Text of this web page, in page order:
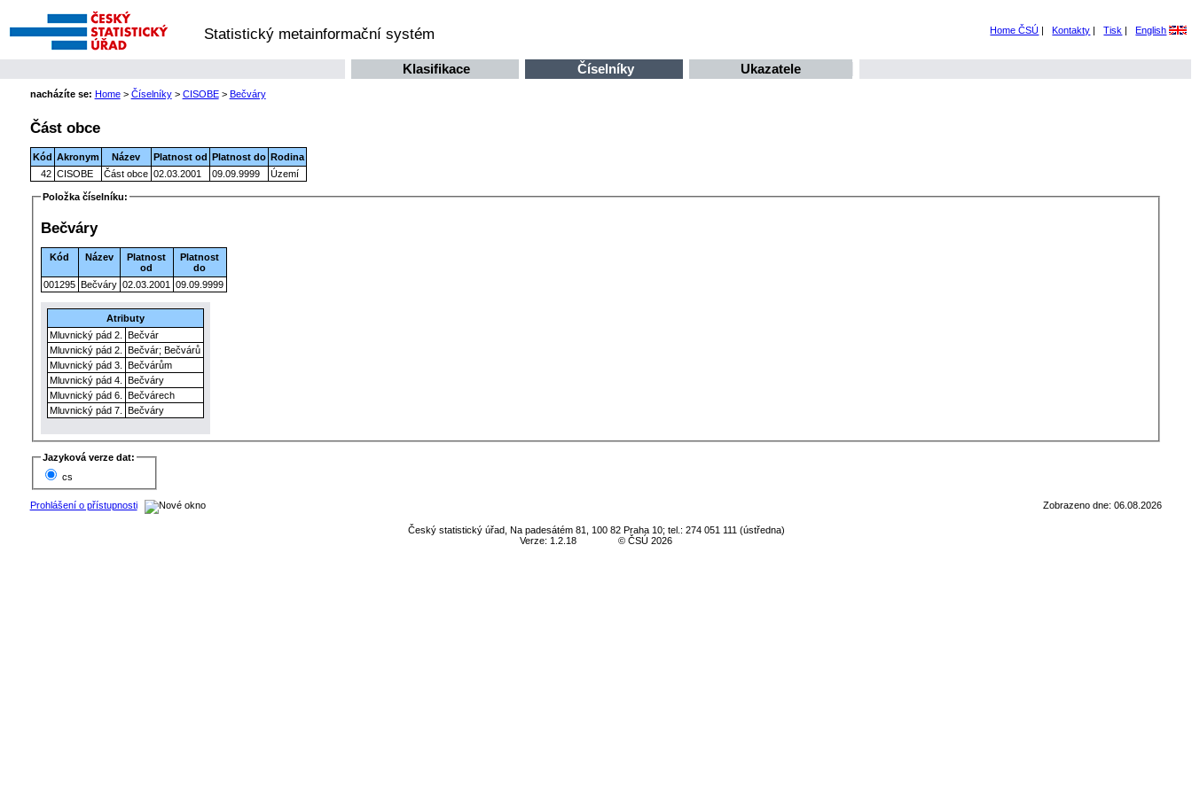
Statistický metainformační systém Home ČSÚ | Kontakty | Tisk | English
Klasifikace Číselníky Ukazatele
nacházíte se: Home> Číselníky> CISOBE> Bečváry
Část obce
Kód Akronym Název Platnost od Platnost do Rodina
42 CISOBE Část obce 02.03.2001 09.09.9999 Území
Položka číselníku:
Bečváry
Kód Název
Platnost
od
Platnost
do
001295 Bečváry 02.03.2001 09.09.9999
Atributy
Mluvnický pád 2.
Bečvár
Mluvnický pád 2.
Bečvár; Bečvárů
Mluvnický pád 3.
Bečvárům
Mluvnický pád 4.
Bečváry
Mluvnický pád 6.
Bečvárech
Mluvnický pád 7.
Bečváry
Jazyková verze dat:
cs
Prohlášení o přístupnosti Zobrazeno dne: 06.08.2026
Český statistický úřad, Na padesátém 81, 100 82 Praha 10; tel.: 274 051 111 (ústředna)
Verze: 1.2.18
© ČSÚ 2026